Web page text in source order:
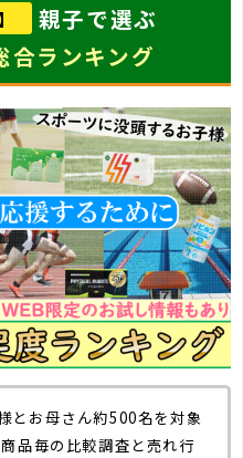
親子で選ぶ
合ランキング
とお母さん約500名を対象
品毎の比較調査と売れ行